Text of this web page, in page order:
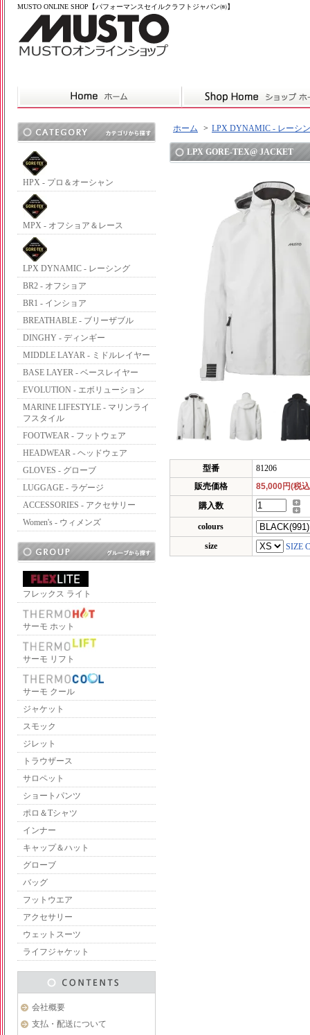
MUSTO ONLINE SHOP【パフォーマンスセイルクラフトジャパン㈱】
HPX - プロ＆オーシャン
MPX - オフショア＆レース
LPX DYNAMIC - レーシング
BR2 - オフショア
BR1 - インショア
BREATHABLE - ブリーザブル
DINGHY - ディンギー
MIDDLE LAYAR - ミドルレイヤー
BASE LAYER - ベースレイヤー
EVOLUTION - エボリューション
MARINE LIFESTYLE - マリンライ
フスタイル
FOOTWEAR - フットウェア
HEADWEAR - ヘッドウェア
GLOVES - グローブ
LUGGAGE - ラゲージ
ACCESSORIES - アクセサリー
Women's - ウィメンズ
フレックス ライト
サーモ ホット
サーモ リフト
サーモ クール
ジャケット
スモック
ジレット
トラウザース
サロペット
ショートパンツ
ポロ＆Tシャツ
インナー
キャップ＆ハット
グローブ
バッグ
フットウエア
アクセサリー
ウェットスーツ
ライフジャケット
会社概要
支払・配送について
ホーム > LPX DYNAMIC - レーシ
LPX GORE-TEX@ JACKET
型番
81206
販売価格
85,000円(税
購入数
colours
size
SIZE